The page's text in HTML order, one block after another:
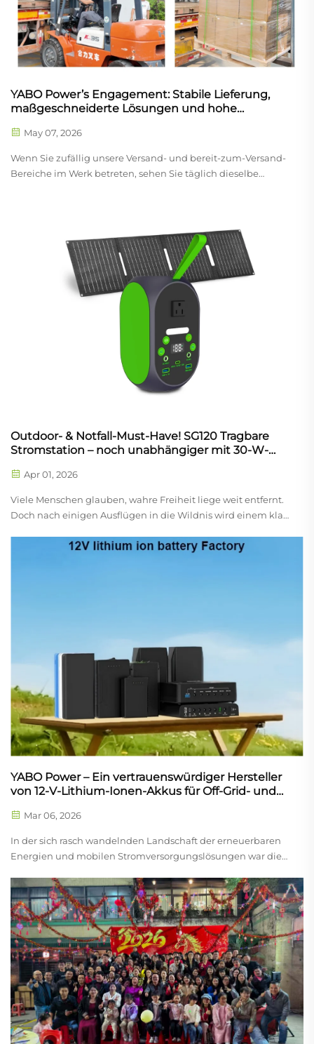
YABO Power’s Engagement: Stabile Lieferung,
maßgeschneiderte Lösungen und hohe
May 07, 2026
Wenn Sie zufällig unsere Versand- und bereit-zum-Versand-
Bereiche im Werk betreten, sehen Sie täglich dieselbe
Outdoor- & Notfall-Must-Have! SG120 Tragbare
Stromstation – noch unabhängiger mit 30-W-
Apr 01, 2026
Viele Menschen glauben, wahre Freiheit liege weit entfernt.
Doch nach einigen Ausflügen in die Wildnis wird einem klar,
Strom. Mir wurde dies zum ersten Mal bei einem
YABO Power – Ein vertrauenswürdiger Hersteller
von 12-V-Lithium-Ionen-Akkus für Off-Grid- und
Mar 06, 2026
In der sich rasch wandelnden Landschaft der erneuerbaren
Energien und mobilen Stromversorgungslösungen war die
Energiespeichersystemen noch nie größer. An der Spitze
dieses technologischen Wandels steht YABO Power, ein
professioneller Hersteller von 12...